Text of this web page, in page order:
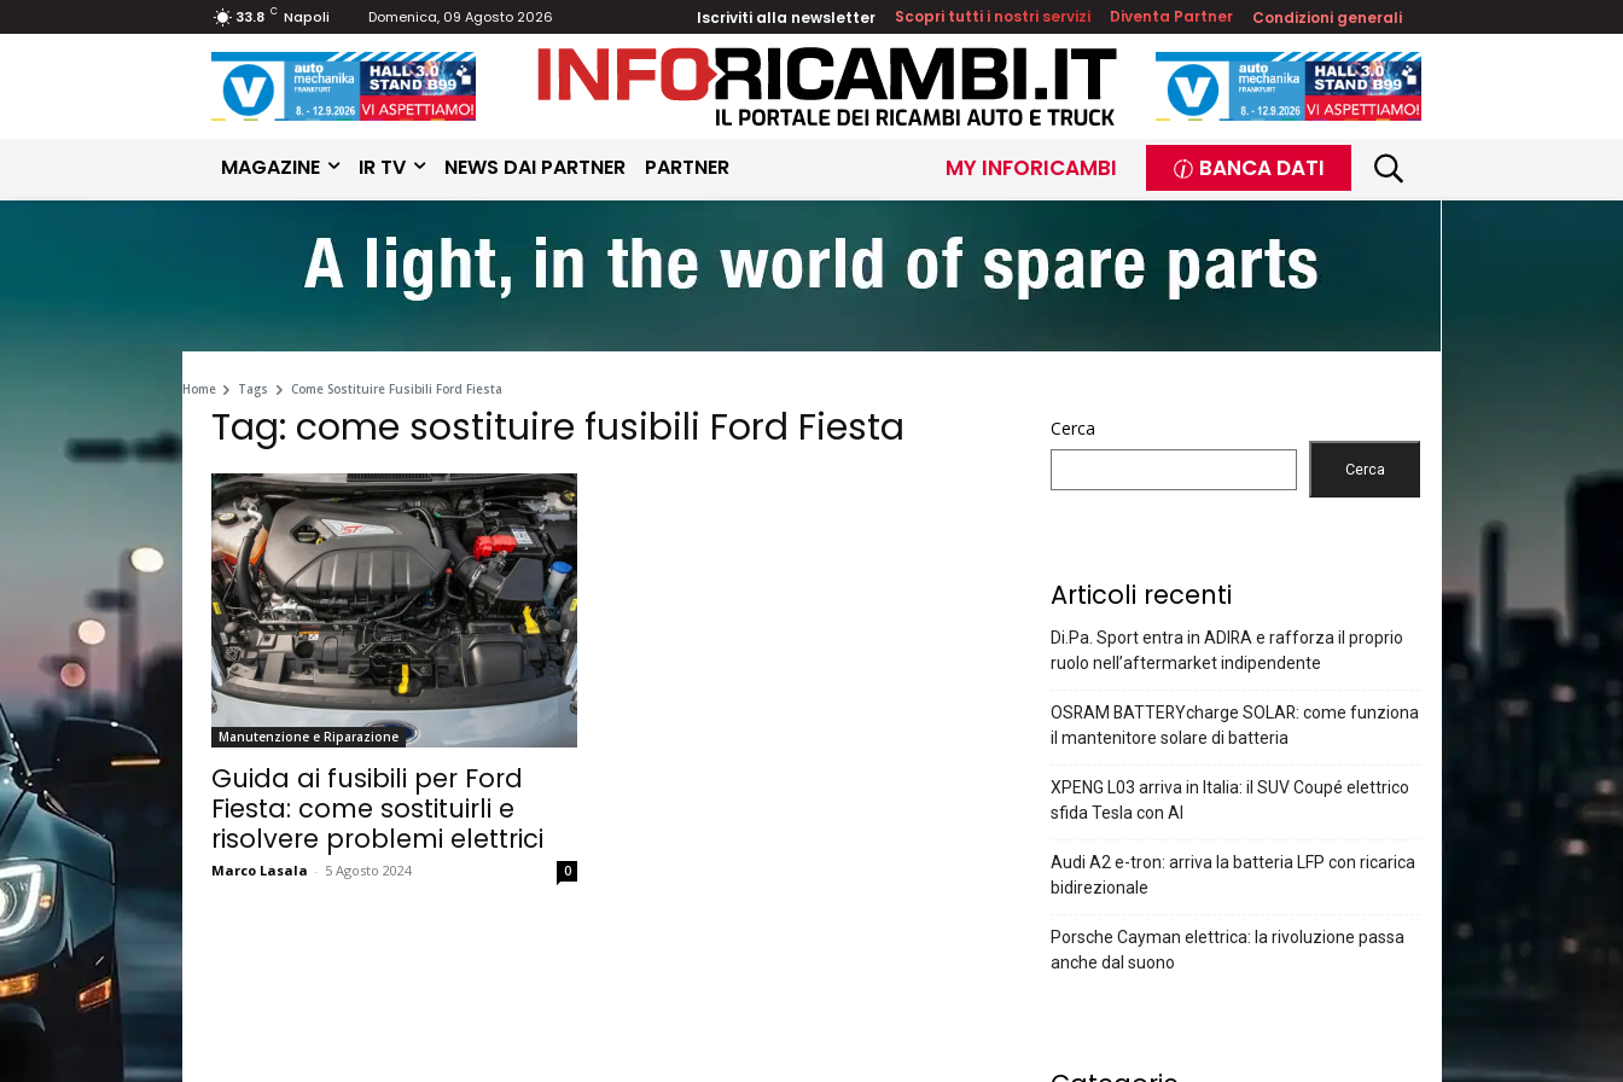
33.8 C Napoli Domenica, 09 Agosto 2026 Iscriviti alla newsletter Scopri tutti i nostri servizi Diventa Partner Condizioni generali
MAGAZINE IR TV NEWS DAI PARTNER PARTNER MY INFORICAMBI BANCA DATI
Home Tags Come Sostituire Fusibili Ford Fiesta
Tag: come sostituire fusibili Ford Fiesta
Manutenzione e Riparazione
Guida ai fusibili per Ford
Fiesta: come sostituirli e
risolvere problemi elettrici
Marco Lasala - 5 Agosto 2024 0
Cerca
Cerca
Articoli recenti
Di.Pa. Sport entra in ADIRA e rafforza il proprio
ruolo nell’aftermarket indipendente
OSRAM BATTERYcharge SOLAR: come funziona
il mantenitore solare di batteria
XPENG L03 arriva in Italia: il SUV Coupé elettrico
sfida Tesla con AI
Audi A2 e-tron: arriva la batteria LFP con ricarica
bidirezionale
Porsche Cayman elettrica: la rivoluzione passa
anche dal suono